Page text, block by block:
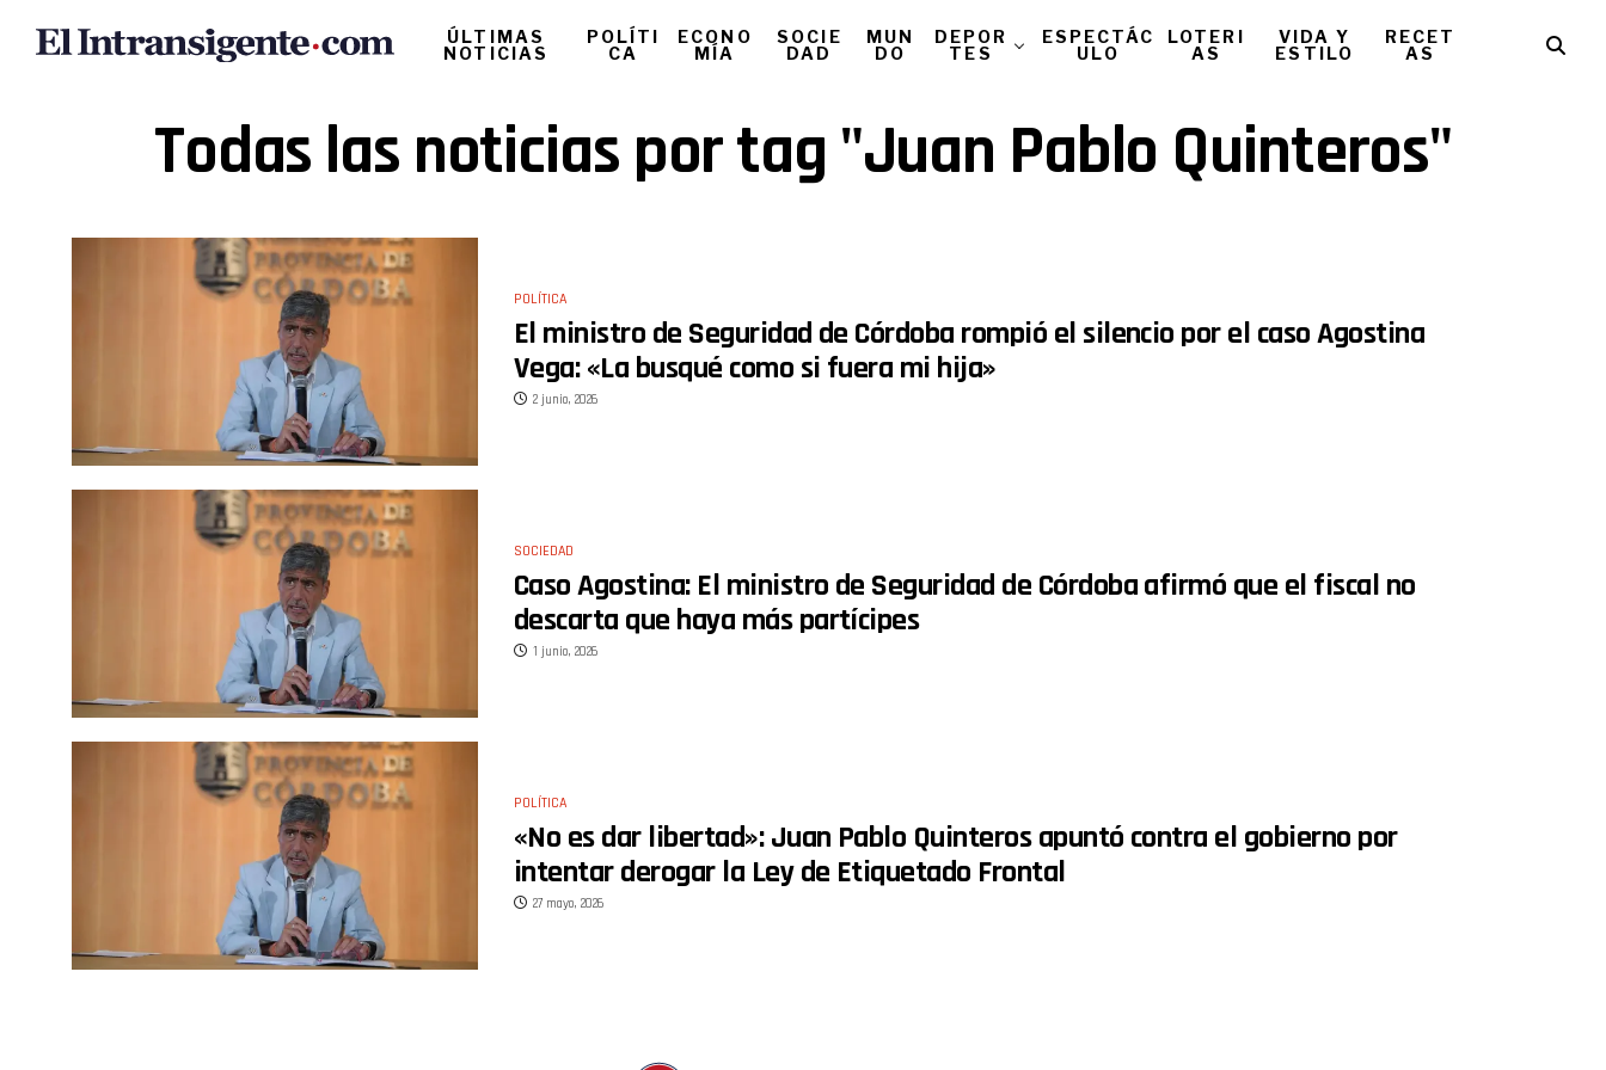
ÚLTIMAS
NOTICIAS
POLÍTI
CA
ECONO
MÍA
SOCIE
DAD
MUN
DO
DEPOR
TES
ESPECTÁC
ULO
LOTERI
AS
VIDA Y
ESTILO
RECET
AS
Todas las noticias por tag "Juan Pablo Quinteros"
POLÍTICA
El ministro de Seguridad de Córdoba rompió el silencio por el caso Agostina
Vega: «La busqué como si fuera mi hija»
2 junio, 2026
SOCIEDAD
Caso Agostina: El ministro de Seguridad de Córdoba afirmó que el fiscal no
descarta que haya más partícipes
1 junio, 2026
POLÍTICA
«No es dar libertad»: Juan Pablo Quinteros apuntó contra el gobierno por
intentar derogar la Ley de Etiquetado Frontal
27 mayo, 2026